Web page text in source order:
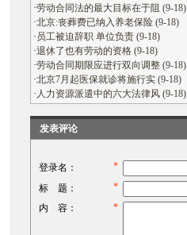
·劳动合同法的最大目标在于阻 (9-18)
·北京:丧葬费已纳入养老保险 (9-18)
· 员工被迫辞职 单位负责 (9-18)
·退休了也有劳动的资格 (9-18)
·劳动合同期限应进行双向调整 (9-18)
·北京7月起医保就诊将施行实 (9-18)
· 人力资源派遣中的六大法律风 (9-18)
发表评论
登录名： *
标 题：
*
内 容：
*